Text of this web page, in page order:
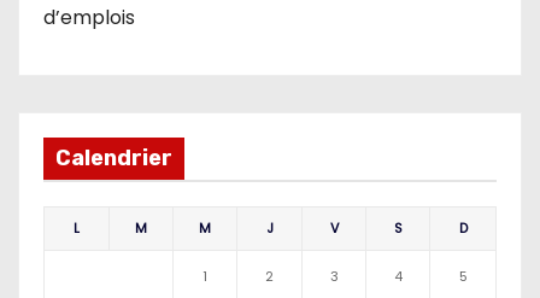
d’emplois
Calendrier
L M M J V S D
1 2 3 4 5